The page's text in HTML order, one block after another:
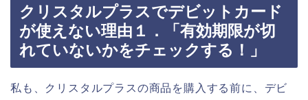
クリスタルプラスでデビットカード
が使えない理由１．「有効期限が切
れていないかをチェックする！」
私も、クリスタルプラスの商品を購入する前に、デビ